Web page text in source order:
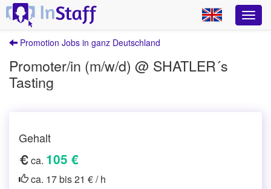
Promotion Jobs in ganz Deutschland
Promoter/in (m/w/d) @ SHATLER´s
Tasting
Gehalt
ca. 105 €
ca. 17 bis 21 € / h